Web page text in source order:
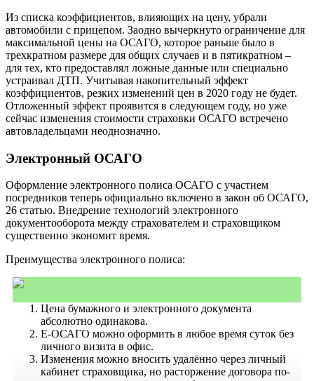
Из списка коэффициентов, влияющих на цену, убрали
автомобили с прицепом. Заодно вычеркнуто ограничение для
максимальной цены на ОСАГО, которое раньше было в
трехкратном размере для общих случаев и в пятикратном –
для тех, кто предоставлял ложные данные или специально
устраивал ДТП. Учитывая накопительный эффект
коэффициентов, резких изменений цен в 2020 году не будет.
Отложенный эффект проявится в следующем году, но уже
сейчас изменения стоимости страховки ОСАГО встречено
автовладельцами неоднозначно.
Электронный ОСАГО
Оформление электронного полиса ОСАГО с участием
посредников теперь официально включено в закон об ОСАГО,
26 статью. Внедрение технологий электронного
документооборота между страхователем и страховщиком
существенно экономит время.
Преимущества электронного полиса:
Цена бумажного и электронного документа
абсолютно одинакова.
Е-ОСАГО можно оформить в любое время суток без
личного визита в офис.
Изменения можно вносить удалённо через личный
кабинет страховщика, но расторжение договора по-